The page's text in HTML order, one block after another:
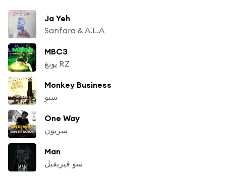
Ja Yeh
Sanfara & A.L.A
MBC3
يونغ RZ
Monkey Business
ستو
One Way
سربون
Man
سو فيريفيل